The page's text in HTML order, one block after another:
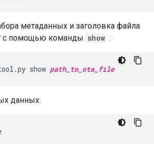
метаданных и заголовка файла
с помощью команды show :
show path_to_ota_file
данных: